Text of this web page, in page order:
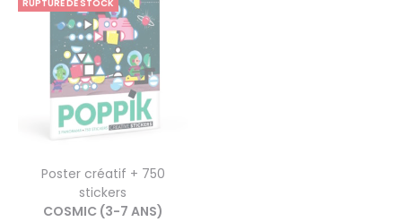
RUPTURE DE STOCK
Poster créatif + 750
stickers
COSMIC (3-7 ANS)